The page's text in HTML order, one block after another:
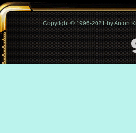
Copyright © 1996-2021 by Anton